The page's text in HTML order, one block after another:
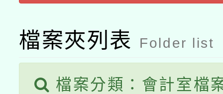
檔案夾列表 Folder list
檔案分類：會計室檔